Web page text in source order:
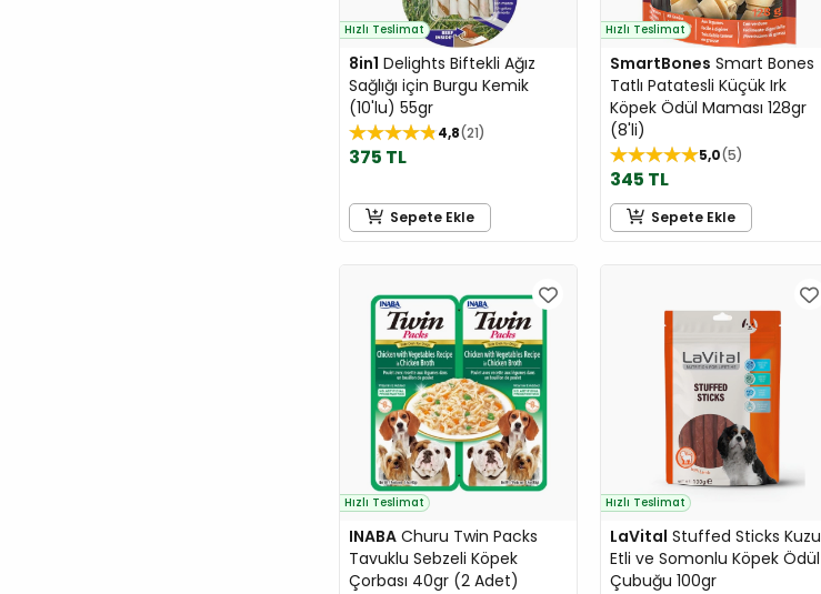
Hızlı Teslimat
8in1 Delights Biftekli Ağız
Sağlığı için Burgu Kemik
(10'lu) 55gr
4,8 21
375 TL
Sepete Ekle
Hızlı Teslimat
SmartBones Smart Bones
Tatlı Patatesli Küçük Irk
Köpek Ödül Maması 128gr
(8'li)
5,0 5
345 TL
Sepete Ekle
Hızlı Teslimat
INABA Churu Twin Packs
Tavuklu Sebzeli Köpek
Çorbası 40gr (2 Adet)
Hızlı Teslimat
LaVital Stuffed Sticks Kuzu
Etli ve Somonlu Köpek Ödül
Çubuğu 100gr